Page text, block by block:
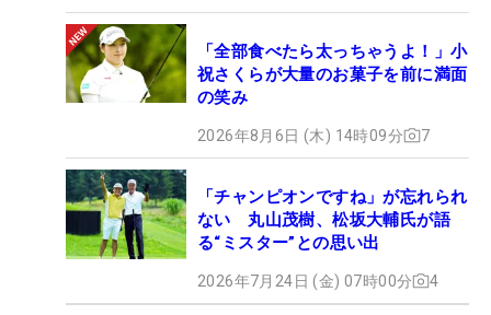
「全部食べたら太っちゃうよ！」小
祝さくらが大量のお菓子を前に満面
の笑み
2026年8月6日 (木) 14時09分 7
「チャンピオンですね」が忘れられ
ない 丸山茂樹、松坂大輔氏が語
る“ミスター”との思い出
2026年7月24日 (金) 07時00分 4